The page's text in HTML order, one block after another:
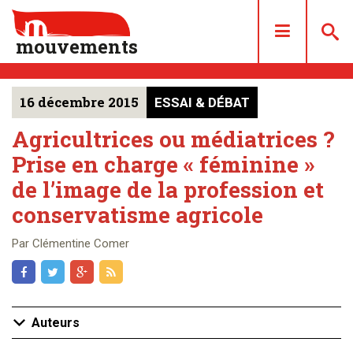
mouvements
DOSSIERS
ARTICLES
LES NUMÉROS
QUI SOMMES NOUS ?
ACHAT/ABONNEMENT
CONTACT
16 décembre 2015 ESSAI & DÉBAT
Agricultrices ou médiatrices ?
Prise en charge « féminine »
de l’image de la profession et
conservatisme agricole
Par Clémentine Comer
Auteurs